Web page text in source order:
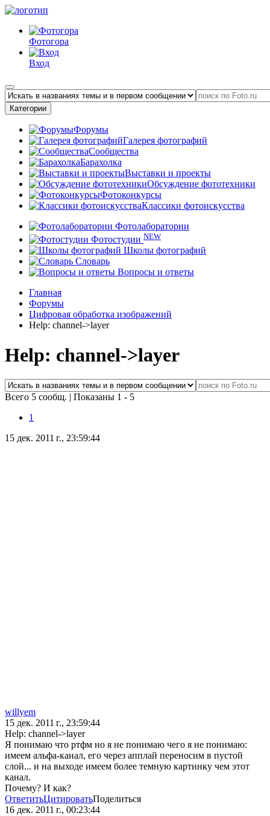
Фотогора
Вход
Категории
Форумы
Галерея фотографий
Сообщества
Барахолка
Выставки и проекты
Обсуждение фототехники
Фотоконкурсы
Классики фотоискусства
Фотолаборатории
Фотостудии NEW
Школы фотографий
Словарь
Вопросы и ответы
Главная
Форумы
Цифровая обработка изображений
Help: channel->layer
Help: channel->layer
Всего 5 сообщ. | Показаны 1 - 5
1
15 дек. 2011 г., 23:59:44
willyem
15 дек. 2011 г., 23:59:44
Help: channel->layer
Я понимаю что ртфм но я не понимаю чего я не понимаю:
имеем альфа-канал, его через апплай переносим в пустой
слой... и на выходе имеем более темную картинку чем этот
канал.
Почему? И как?
ОтветитьЦитироватьПоделиться
16 дек. 2011 г., 00:23:44